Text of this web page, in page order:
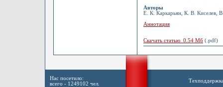
Авторы
Е. К. Каркарьян, К. В.
Аннотация
Скачать статью 0.54 Мб (.pdf)
Нас посетило:
всего - 1249102 чел.